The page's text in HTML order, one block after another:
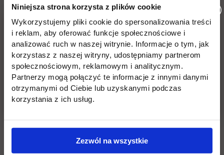
Niniejsza strona korzysta z plików cookie
Wykorzystujemy pliki cookie do spersonalizowania treści
i reklam, aby oferować funkcje społecznościowe i
analizować ruch w naszej witrynie. Informacje o tym, jak
korzystasz z naszej witryny, udostępniamy partnerom
społecznościowym, reklamowym i analitycznym.
Partnerzy mogą połączyć te informacje z innymi danymi
otrzymanymi od Ciebie lub uzyskanymi podczas
korzystania z ich usług.
Zezwól na wszystkie
Kontakt
Studia podyplomowe
Biuro Projektów Unijnych
Akademicki Inkubator Przedsiębiorczości
UTH